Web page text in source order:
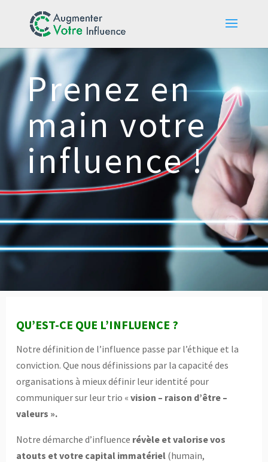
Prenez en
main votre
influence !
QU’EST-CE QUE L’INFLUENCE ?
Notre définition de l’influence passe par l’éthique et la
conviction. Que nous définissions par la capacité des
organisations à mieux définir leur identité pour
communiquer sur leur trio « vision – raison d’être –
valeurs ».
Notre démarche d’influence révèle et valorise vos
atouts et votre capital immatériel (humain,